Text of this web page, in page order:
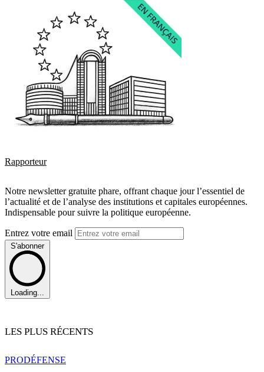
Rapporteur
Notre newsletter gratuite phare, offrant chaque jour l’essentiel de
l’actualité et de l’analyse des institutions et capitales européennes.
Indispensable pour suivre la politique européenne.
Entrez votre email
S'abonner
Loading...
LES PLUS RÉCENTS
PRODÉFENSE